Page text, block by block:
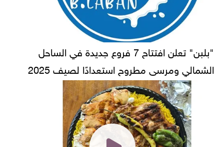
"بلبن" تعلن افتتاح 7 فروع جديدة في الساحل
الشمالي ومرسى مطروح استعدادًا لصيف 2025